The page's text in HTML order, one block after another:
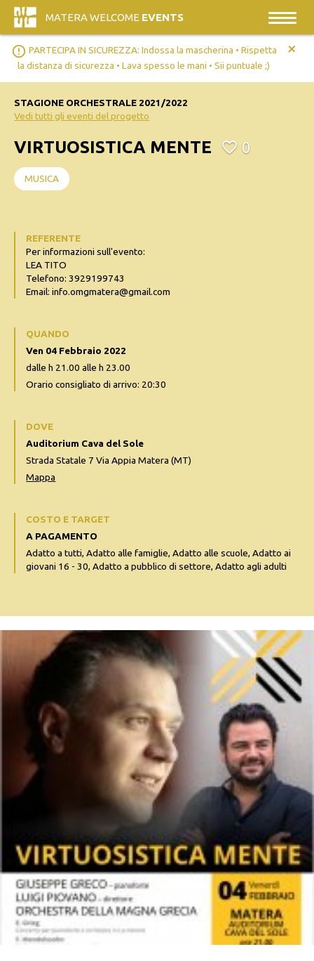
MATERA WELCOME EVENTS
error_outline PARTECIPA IN SICUREZZA: Indossa la mascherina • Rispetta
la distanza di sicurezza • Lava spesso le mani • Sii puntuale ;)
+
STAGIONE ORCHESTRALE 2021/2022
Vedi tutti gli eventi del progetto
VIRTUOSISTICA MENTE 0
MUSICA
REFERENTE
Per informazioni sull'evento:
LEA TITO
Telefono: 3929199743
Email: info.omgmatera@gmail.com
QUANDO
Ven 04 Febbraio 2022
dalle h 21.00 alle h 23.00
Orario consigliato di arrivo: 20:30
DOVE
Auditorium Cava del Sole
Strada Statale 7 Via Appia Matera (MT)
Mappa
COSTO E TARGET
A PAGAMENTO
Adatto a tutti, Adatto alle famiglie, Adatto alle scuole, Adatto ai
giovani 16 - 30, Adatto a pubblico di settore, Adatto agli adulti